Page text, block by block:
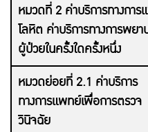
หมวดที่ 2 ค่าบริการทางกา
โลหิต ค่าบริการทางการพย
ผู้ป่วยในครั้งใดครั้งหนึ่ง
หมวดย่อยที่ 2.1 ค่าบริการ
ทางการแพทย์เพื่อการตรวจ
วินิจฉัย